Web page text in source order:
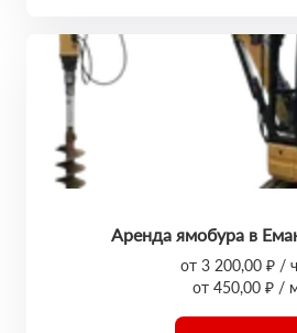
Аренда ямобура в
от 3 200,00 ₽ /
от 450,00 ₽ /